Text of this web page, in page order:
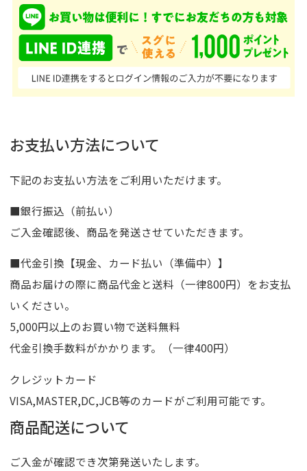
お支払い方法について
下記のお支払い方法をご利用いただけます。
■銀行振込（前払い）
ご入金確認後、商品を発送させていただきます。
■代金引換【現金、カード払い（準備中）】
商品お届けの際に商品代金と送料（一律800円）をお支払
いください。
5,000円以上のお買い物で送料無料
代金引換手数料がかかります。（一律400円）
クレジットカード
VISA,MASTER,DC,JCB等のカードがご利用可能です。
商品配送について
ご入金が確認でき次第発送いたします。